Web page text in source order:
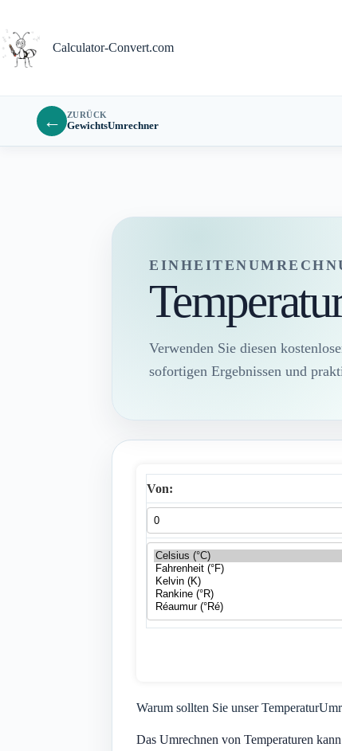
springen
Calculator-Convert.com
← ZURÜCK
GewichtsUmrechner
Verwenden Sie diesen
sofortigen Ergebnissen und
Von:
Warum sollten Sie unser
Das Umrechnen von Temperaturen